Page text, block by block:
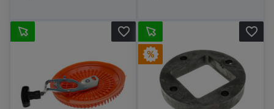
favorite_border favorite_border